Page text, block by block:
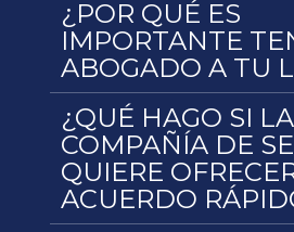
¿POR QUÉ ES
IMPORTANTE
ABOGADO A TU
¿QUÉ HAGO SI LA
COMPAÑÍA DE
QUIERE
ACUERDO